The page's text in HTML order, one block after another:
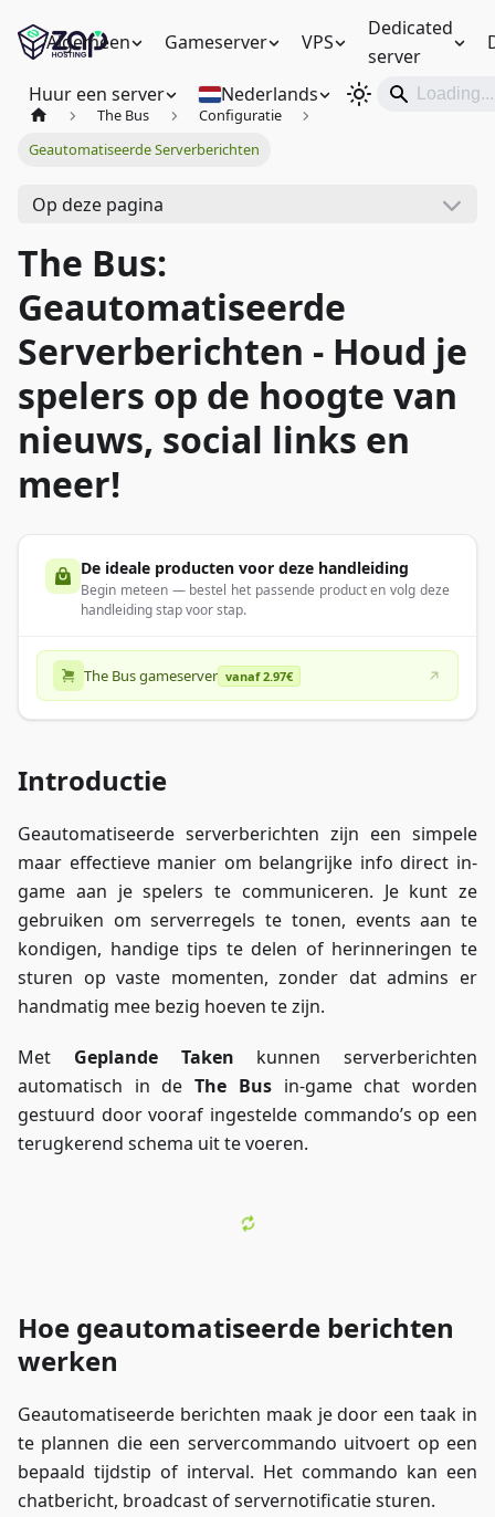
Algemeen Gameserver VPS
Dedicated
server
Huur een server Nederlands
The Bus
Configuratie
Geautomatiseerde Serverberichten
Op deze pagina
The Bus:
Geautomatiseerde
Serverberichten - Houd je
spelers op de hoogte van
nieuws, social links en
meer!
De ideale producten voor deze handleiding
Begin meteen — bestel het passende product en volg deze
handleiding stap voor stap.
The Bus gameserver vanaf 2.97€
Introductie
Geautomatiseerde serverberichten zijn een simpele
maar effectieve manier om belangrijke info direct in-
game aan je spelers te communiceren. Je kunt ze
gebruiken om serverregels te tonen, events aan te
kondigen, handige tips te delen of herinneringen te
sturen op vaste momenten, zonder dat admins er
handmatig mee bezig hoeven te zijn.
Met Geplande Taken kunnen serverberichten
automatisch in deThe Busin-game chat worden
gestuurd door vooraf ingestelde commando’s op een
terugkerend schema uit te voeren.
Hoe geautomatiseerde berichten
werken
Geautomatiseerde berichten maak je door een taak in
te plannen die een servercommando uitvoert op een
bepaald tijdstip of interval. Het commando kan een
chatbericht, broadcast of servernotificatie sturen.